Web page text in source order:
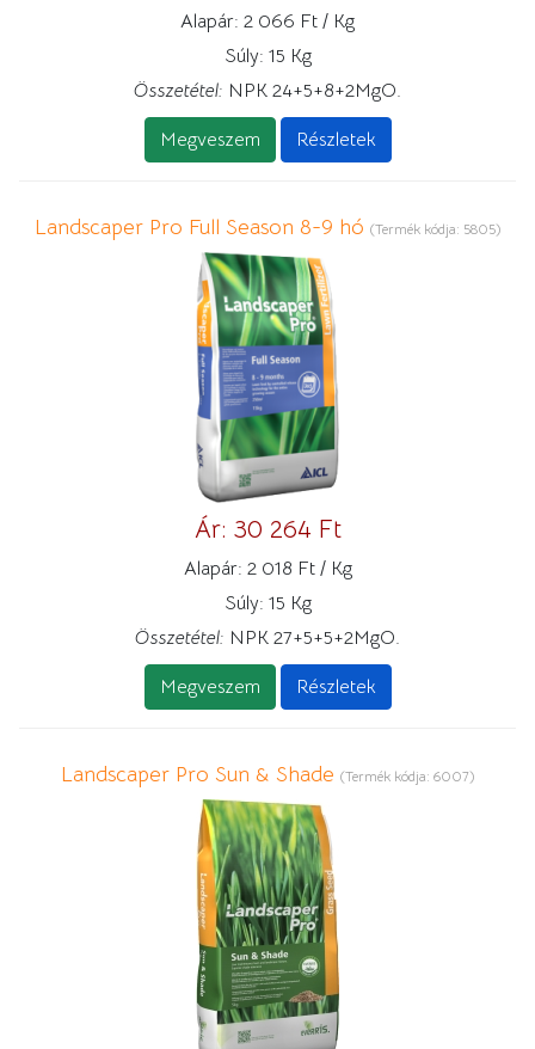
Alapár: 2 066 Ft / Kg
Súly: 15 Kg
Összetétel: NPK 24+5+8+2MgO.
Megveszem Részletek
Landscaper Pro Full Season 8-9 hó (Termék kódja: 5805)
Ár: 30 264 Ft
Alapár: 2 018 Ft / Kg
Súly: 15 Kg
Összetétel: NPK 27+5+5+2MgO.
Megveszem Részletek
Landscaper Pro Sun & Shade (Termék kódja: 6007)